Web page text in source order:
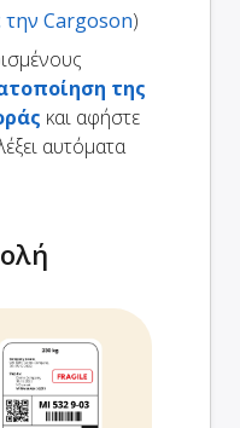
Cargoson)
της
και αφήστε
αυτόματα